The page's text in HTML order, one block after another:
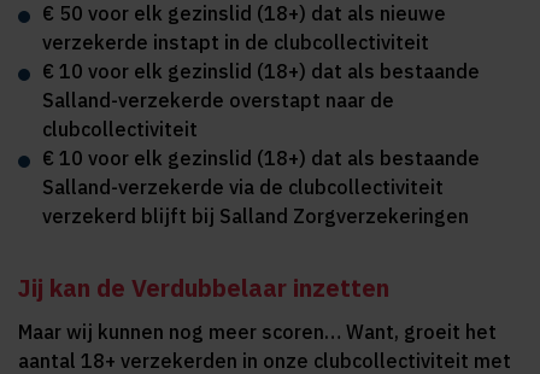
€ 50 voor elk gezinslid (18+) dat als nieuwe
verzekerde instapt in de clubcollectiviteit
€ 10 voor elk gezinslid (18+) dat als bestaande
Salland-verzekerde overstapt naar de
clubcollectiviteit
€ 10 voor elk gezinslid (18+) dat als bestaande
Salland-verzekerde via de clubcollectiviteit
verzekerd blijft bij Salland Zorgverzekeringen
Jij kan de Verdubbelaar inzetten
Maar wij kunnen nog meer scoren… Want, groeit het
aantal 18+ verzekerden in onze clubcollectiviteit met